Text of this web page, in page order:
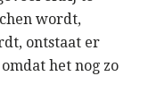
wordt,
ontstaat er
het nog zo